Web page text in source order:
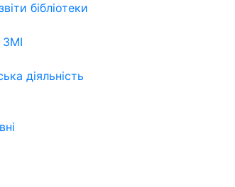
бібліотеки
діяльність